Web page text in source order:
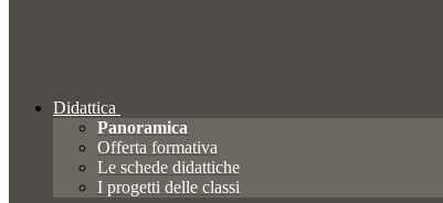
Didattica
Panoramica
Offerta formativa
Le schede didattiche
I progetti delle classi